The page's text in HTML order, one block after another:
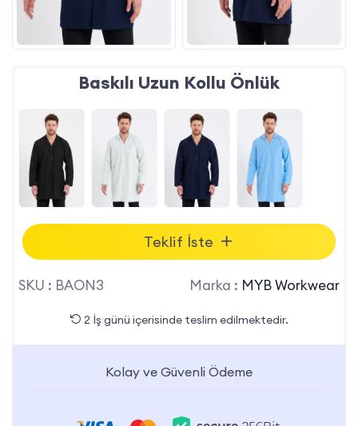
Baskılı Uzun Kollu Önlük
Teklif İste
SKU : BAON3 Marka : MYB Workwear
2 İş günü içerisinde teslim edilmektedir.
Kolay ve Güvenli Ödeme